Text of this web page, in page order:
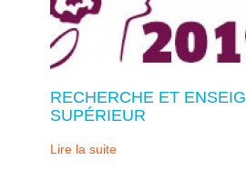
RECHERCHE ET
SUPÉRIEUR
Lire la suite